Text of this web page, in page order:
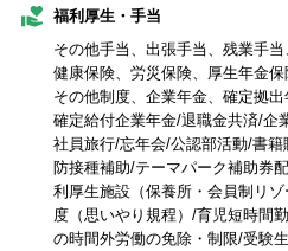
福利厚生・手当
その他手当、出張手当、残業手当
健康保険、労災保険、厚生年金
その他制度、企業年金、確定拠
確定給付企業年金/退職金共済/企
社員旅行/忘年会/公認部活動/書
防接種補助/テーマパーク補助券
利厚生施設（保養所・会員制リ
度（思いやり規程）/育児短時間
の時間外労働の免除・制限/受験